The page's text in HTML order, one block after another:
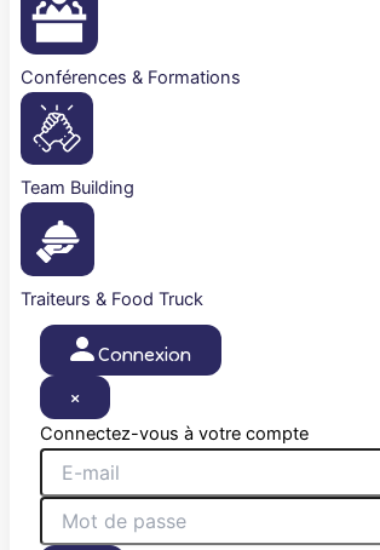
Conférences & Formations
Team Building
Traiteurs & Food Truck
Connexion
×
Connectez-vous à votre compte